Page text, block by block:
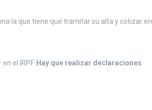
la que tiene que tramitar su alta y cotizar en
el IRPF. Hay que realizar declaraciones